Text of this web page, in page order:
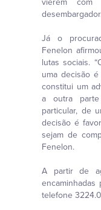
Já o
Fenelon
lutas sociais.
uma decisão
constitui um
a outra
particular, de
decisão é
sejam de
Fenelon.
A partir de
encaminhadas
telefone